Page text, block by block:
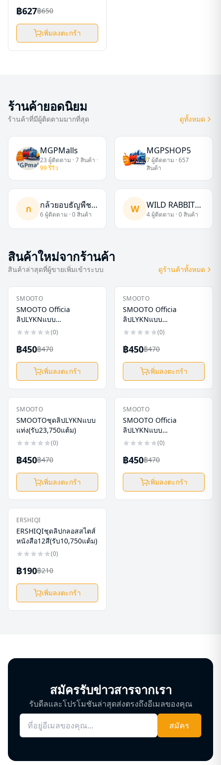
฿627฿650
เพิ่มลงตะกร้า
ร้านค้ายอดนิยม
ร้านค้าที่มีผู้ติดตามมากที่สุด ดูทั้งหมด
MGPMalls
23 ผู้ติดตาม ·7สินค้า ·
99รีวิว
MGPSHOP5
7ผู้ติดตาม ·657
สินค้า
ก
กล้วยอบธัญพืช
หนึบหนับ
6ผู้ติดตาม ·0สินค้า W
WILD RABBIT
ORGANIC
FARM
4ผู้ติดตาม ·0สินค้า
สินค้าใหม่จากร้านค้า
สินค้าล่าสุดที่ผู้ขายเพิ่มเข้าระบบ ดูร้านค้าทั้งหมด
ใหม่
-4%
SMOOTO
SMOOTO Officia
ลิปLYKNแบบ
แท่ง(รับ23,750แต้ม)
(0)
฿450฿470
เพิ่มลงตะกร้า
ใหม่
-4%
SMOOTO
SMOOTO Officia
ลิปLYKNแบบ
แท่ง(รับ23,750แต้ม)
(0)
฿450฿470
เพิ่มลงตะกร้า
ใหม่
-4%
SMOOTO
SMOOTOชุดลิปLYKNแบบ
แท่ง(รับ23,750แต้ม)
(0)
฿450฿470
เพิ่มลงตะกร้า
ใหม่
-4%
SMOOTO
SMOOTO Officia
ลิปLYKNแบบ
แท่ง(รับ23,750แต้ม)
(0)
฿450฿470
เพิ่มลงตะกร้า
ใหม่
-10%
ERSHIQI
ERSHIQIชุดลิปกลอสสไตส์
หนังสือ12สี(รับ10,750แต้ม)
(0)
฿190฿210
เพิ่มลงตะกร้า
สมัครรับข่าวสารจากเรา
รับดีลและโปรโมชันล่าสุดส่งตรงถึงอีเมลของคุณ
สมัคร